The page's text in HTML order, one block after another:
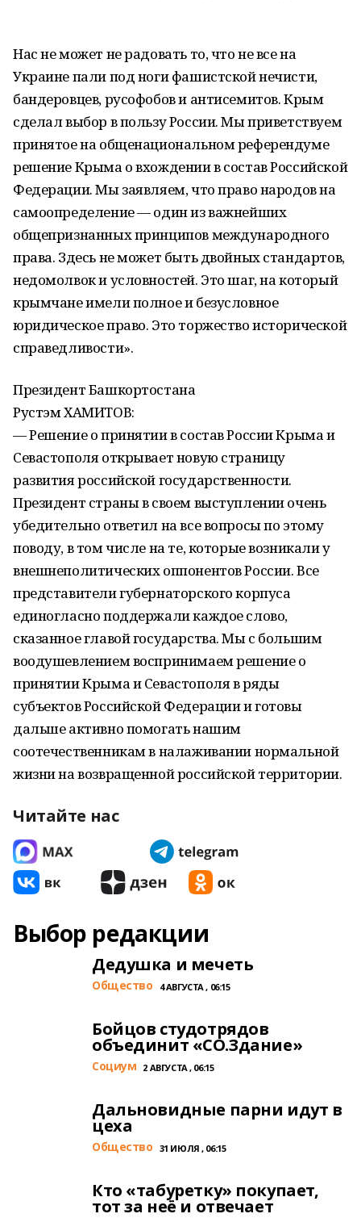
Нас не может не радовать то, что не все на
Украине пали под ноги фашистской нечисти,
бандеровцев, русофобов и антисемитов. Крым
сделал выбор в пользу России. Мы приветствуем
принятое на общенациональном референдуме
решение Крыма о вхождении в состав Российской
Федерации. Мы заявляем, что право народов на
самоопределение — один из важнейших
общепризнанных принципов международного
права. Здесь не может быть двойных стандартов,
недомолвок и условностей. Это шаг, на который
крымчане имели полное и безусловное
юридическое право. Это торжество исторической
справедливости».
Президент Башкортостана
Рустэм ХАМИТОВ:
— Решение о принятии в состав России Крыма и
Севастополя открывает новую страницу
развития российской государственности.
Президент страны в своем выступлении очень
убедительно ответил на все вопросы по этому
поводу, в том числе на те, которые возникали у
внешнеполитических оппонентов России. Все
представители губернаторского корпуса
единогласно поддержали каждое слово,
сказанное главой государства. Мы с большим
воодушевлением воспринимаем решение о
принятии Крыма и Севастополя в ряды
субъектов Российской Федерации и готовы
дальше активно помогать нашим
соотечественникам в налаживании нормальной
жизни на возвращенной российской территории.
Читайте нас
Выбор редакции
Дедушка и мечеть
Общество 4 АВГУСТА , 06:15
Бойцов студотрядов
объединит «СО.Здание»
Cоциум 2 АВГУСТА , 06:15
Дальновидные парни идут в
цеха
Общество 31 ИЮЛЯ , 06:15
Кто «табуретку» покупает,
тот за неё и отвечает